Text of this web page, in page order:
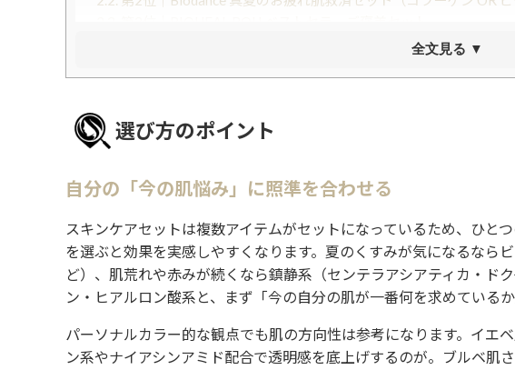
第4位｜d’Alba ビタ透明肌フルセット（セラム・ミスト他）
3.一覧比較表
4.目的・肌質別おすすめ
まとめ
全文見る ▼
選び方のポイント
自分の「今の肌悩み」に照準を合わせる
スキンケアセットは複数アイテムがセットになっているため、ひと
を選ぶと効果を実感しやすくなります。夏のくすみが気になるなら
ど）、肌荒れや赤みが続くなら鎮静系（センテラアシアティカ・ド
ン・ヒアルロン酸系と、まず「今の自分の肌が一番何を求めている
パーソナルカラー的な観点でも肌の方向性は参考になります。イエ
ン系やナイアシンアミド配合で透明感を底上げするのが。ブルベ肌